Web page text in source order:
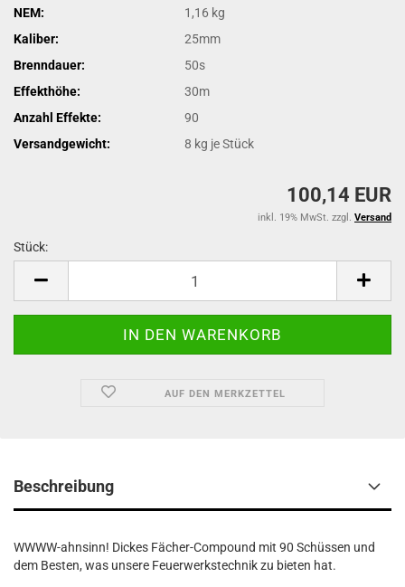
NEM:
1,16 kg
Kaliber:
25mm
Brenndauer:
50s
Effekthöhe:
30m
Anzahl Effekte:
90
Versandgewicht:
8 kg je Stück
100,14 EUR
inkl. 19% MwSt. zzgl. Versand
Stück:
AUF DEN MERKZETTEL
Beschreibung
WWWW-ahnsinn! Dickes Fächer-Compound mit 90 Schüssen und
dem Besten, was unsere Feuerwerkstechnik zu bieten hat.